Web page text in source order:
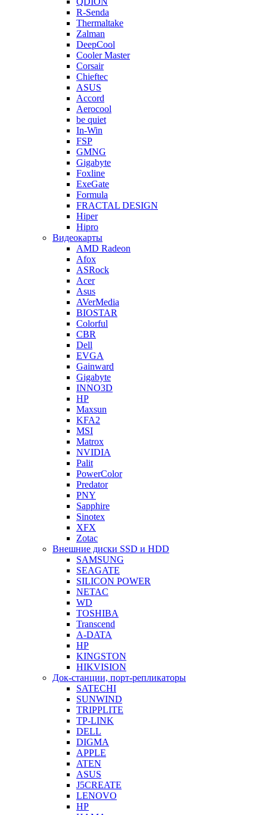
R-Senda
Thermaltake
Zalman
DeepCool
Cooler Master
Corsair
Chieftec
ASUS
Accord
Aerocool
be quiet
In-Win
FSP
GMNG
Gigabyte
Foxline
ExeGate
Formula
FRACTAL DESIGN
Hiper
Hipro
Видеокарты
AMD Radeon
Afox
ASRock
Acer
Asus
AVerMedia
BIOSTAR
Colorful
CBR
Dell
EVGA
Gainward
Gigabyte
INNO3D
HP
Maxsun
KFA2
MSI
Matrox
NVIDIA
Palit
PowerColor
Predator
PNY
Sapphire
Sinotex
XFX
Zotac
Внешние диски SSD и HDD
SAMSUNG
SEAGATE
SILICON POWER
NETAC
WD
TOSHIBA
Transcend
A-DATA
HP
KINGSTON
HIKVISION
Док-станции, порт-репликаторы
SATECHI
SUNWIND
TRIPPLITE
TP-LINK
DELL
DIGMA
APPLE
ATEN
ASUS
J5CREATE
LENOVO
HP